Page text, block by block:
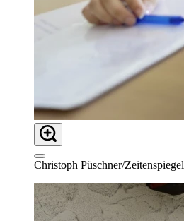
Christoph Püschner/Zeitenspiegel